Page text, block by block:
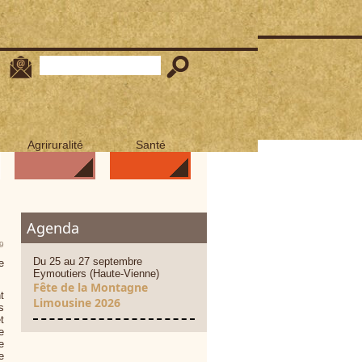
Agriruralité Santé
Agenda
Du 25 au 27 septembre
Eymoutiers (Haute-Vienne)
Fête de la Montagne
Limousine 2026